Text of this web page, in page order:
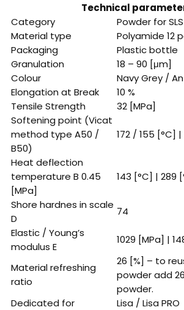
Technical
Category
Powder for
Material type
Polyamide 12
Packaging
Plastic bottle
Granulation
18 – 90 [μm]
Colour
Navy Grey /
Elongation at Break
10 %
Tensile Strength
32 [MPa]
Softening point (Vicat
method type A50 /
B50)
172 / 155 [°C] |
Heat deflection
temperature B 0.45
[MPa]
143 [°C] | 289
Shore hardnes in scale
D
74
Elastic / Young’s
modulus E
1029 [MPa] |
Material refreshing
ratio
26 [%] – to
powder add
powder.
Dedicated for
Lisa / Lisa PRO